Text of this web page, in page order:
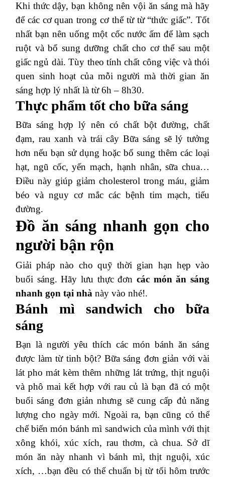
Khi thức dậy, bạn không nên vội ăn sáng mà hãy
để các cơ quan trong cơ thể từ từ “thức giấc”. Tốt
nhất bạn nên uống một cốc nước ấm để làm sạch
ruột và bổ sung dưỡng chất cho cơ thể sau một
giấc ngủ dài. Tùy theo tính chất công việc và thói
quen sinh hoạt của mỗi người mà thời gian ăn
sáng hợp lý nhất là từ 6h – 8h30.
Thực phẩm tốt cho bữa sáng
Bữa sáng hợp lý nên có chất bột đường, chất
đạm, rau xanh và trái cây Bữa sáng sẽ lý tưởng
hơn nếu bạn sử dụng hoặc bổ sung thêm các loại
hạt, ngũ cốc, yến mạch, hạnh nhân, sữa chua…
Điều này giúp giảm cholesterol trong máu, giảm
béo và nguy cơ mắc các bệnh tim mạch, tiểu
đường.
Đồ ăn sáng nhanh gọn cho
người bận rộn
Giải pháp nào cho quỹ thời gian hạn hẹp vào
buổi sáng. Hãy lưu thực đơn các món ăn sáng
nhanh gọn tại nhà này vào nhé!.
Bánh mì sandwich cho bữa
sáng
Bạn là người yêu thích các món bánh ăn sáng
được làm từ tinh bột? Bữa sáng đơn giản với vài
lát pho mát kèm thêm những lát trứng, thịt nguội
và phô mai kết hợp với rau củ là bạn đã có một
buổi sáng đơn giản nhưng sẽ cung cấp đủ năng
lượng cho ngày mới. Ngoài ra, bạn cũng có thể
chế biến món bánh mì sandwich của mình với thịt
xông khói, xúc xích, rau thơm, cà chua. Sở dĩ
món ăn này nhanh vì bánh mì, thịt nguội, xúc
xích, …bạn đều có thể chuẩn bị từ tối hôm trước